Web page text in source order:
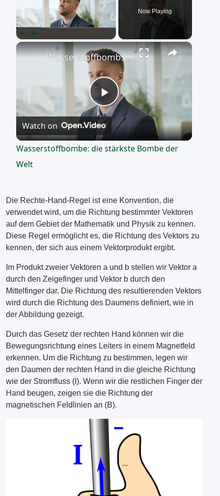
Now Playing
×
Play
Video
Wasserstoffbombe: die stärkste Bombe der Welt
Watch on
Wasserstoffbombe: die stärkste Bombe der
Welt
Die Rechte-Hand-Regel ist eine Konvention, die
verwendet wird, um die Richtung bestimmter Vektoren
auf dem Gebiet der Mathematik und Physik zu kennen.
Diese Regel ermöglicht es, die Richtung des Vektors zu
kennen, der sich aus einem Vektorprodukt ergibt.
Im Produkt zweier Vektoren a und b stellen wir Vektor a
durch den Zeigefinger und Vektor b durch den
Mittelfinger dar. Die Richtung des resultierenden Vektors
wird durch die Richtung des Daumens definiert, wie in
der Abbildung gezeigt.
Durch das Gesetz der rechten Hand können wir die
Bewegungsrichtung eines Leiters in einem Magnetfeld
erkennen. Um die Richtung zu bestimmen, legen wir
den Daumen der rechten Hand in die gleiche Richtung
wie der Stromfluss (I). Wenn wir die restlichen Finger der
Hand beugen, zeigen sie die Richtung der
magnetischen Feldlinien an (B).